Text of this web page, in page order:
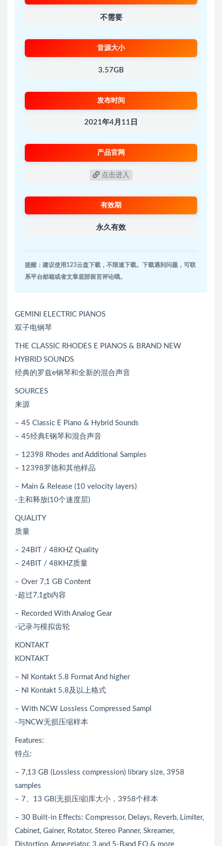
不需要
音源大小
3.57GB
发布时间
2021年4月11日
产品官网
点击进入
有效期
永久有效
提醒：建议使用123云盘下载，不限速下载。下载遇到问题，可联
系平台邮箱或者文章底部留言评论哦。
GEMINI ELECTRIC PIANOS
双子电钢琴
THE CLASSIC RHODES E PIANOS & BRAND NEW
HYBRID SOUNDS
经典的罗兹e钢琴和全新的混合声音
SOURCES
来源
– 45 Classic E Piano & Hybrid Sounds
– 45经典E钢琴和混合声音
– 12398 Rhodes and Additional Samples
– 12398罗德和其他样品
– Main & Release (10 velocity layers)
-主和释放(10个速度层)
QUALITY
质量
– 24BIT / 48KHZ Quality
– 24BIT / 48KHZ质量
– Over 7,1 GB Content
-超过7,1gb内容
– Recorded With Analog Gear
-记录与模拟齿轮
KONTAKT
KONTAKT
– NI Kontakt 5.8 Format And higher
– NI Kontakt 5.8及以上格式
– With NCW Lossless Compressed Sampl
-与NCW无损压缩样本
Features:
特点:
– 7,13 GB (Lossless compression) library size, 3958
samples
– 7、13 GB(无损压缩)库大小，3958个样本
– 30 Built-in Effects: Compressor, Delays, Reverb, Limiter,
Cabinet, Gainer, Rotator, Stereo Panner, Skreamer,
Distortion, Arpeggiator, 3 and 5-Band EQ & more